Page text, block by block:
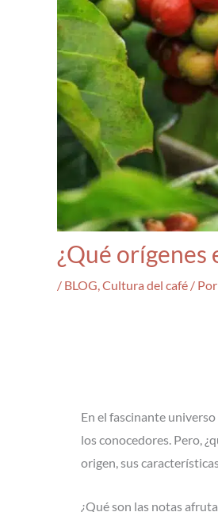
¿Qué orígenes
/ BLOG,Cultura del café / Por
En el fascinante
los conocedores. Pero,
origen, sus
¿Qué son las notas